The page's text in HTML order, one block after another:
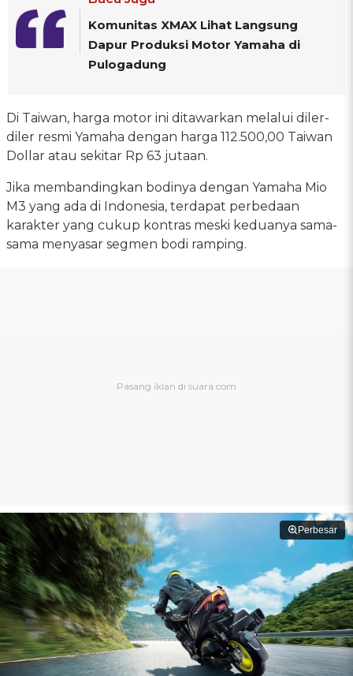
Komunitas XMAX Lihat Langsung
Dapur Produksi Motor Yamaha di
Pulogadung
Di Taiwan, harga motor ini ditawarkan melalui diler-
diler resmi Yamaha dengan harga 112.500,00 Taiwan
Dollar atau sekitar Rp 63 jutaan.
Jika membandingkan bodinya dengan Yamaha Mio
M3 yang ada di Indonesia, terdapat perbedaan
karakter yang cukup kontras meski keduanya sama-
sama menyasar segmen bodi ramping.
Perbesar